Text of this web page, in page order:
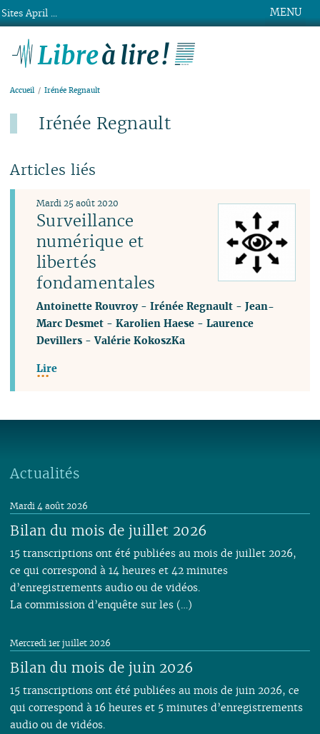
MENU
Accueil Irénée Regnault
Irénée Regnault
Articles liés
Surveillance
numérique et
libertés
fondamentales
Mardi 25 août 2020
Antoinette Rouvroy-Irénée Regnault -Jean-
Marc Desmet -Karolien Haese -Laurence
Devillers -Valérie KokoszKa
Lire
Actualités
Bilan du mois de juillet 2026
Mardi 4 août 2026
15 transcriptions ont été publiées au mois de juillet 2026,
ce qui correspond à 14 heures et 42 minutes
d’enregistrements audio ou de vidéos.
La commission d’enquête sur les (…)
Bilan du mois de juin 2026
Mercredi 1er juillet 2026
15 transcriptions ont été publiées au mois de juin 2026, ce
qui correspond à 16 heures et 5 minutes d’enregistrements
audio ou de vidéos.
Sites April ...